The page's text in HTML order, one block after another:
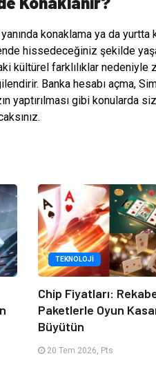
yanında konaklama ya da
hissedeceğiniz şekilde
kültürel farklılıklar nedeniyle
Banka hesabı açma,
yaptırılması gibi konularda
TEKNOLOJI
Chip Fiyatları:
Paketlerle Oyun
Büyütün
20 Tem 2026, Pts